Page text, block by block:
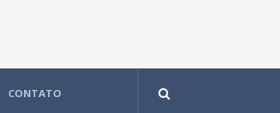
CONTATO